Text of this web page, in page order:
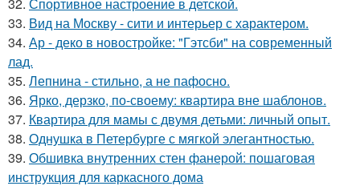
33. Вид на Москву - сити и интерьер с характером.
34. Ар - деко в новостройке: "Гэтсби" на современный
лад.
35. Лепнина - стильно, а не пафосно.
36. Ярко, дерзко, по-своему: квартира вне шаблонов.
37. Квартира для мамы с двумя детьми: личный опыт.
38. Однушка в Петербурге с мягкой элегантностью.
39. Обшивка внутренних стен фанерой: пошаговая
инструкция для каркасного дома